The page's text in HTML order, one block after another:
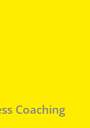
Coaching